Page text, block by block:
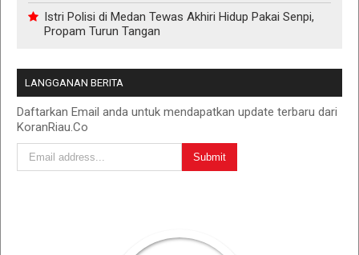
Istri Polisi di Medan Tewas Akhiri Hidup Pakai Senpi,
Propam Turun Tangan
LANGGANAN BERITA
Daftarkan Email anda untuk mendapatkan update terbaru dari
KoranRiau.Co